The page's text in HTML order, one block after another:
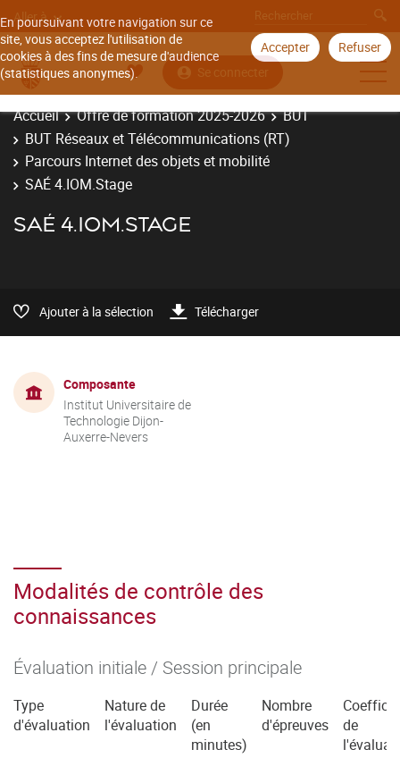
En poursuivant votre navigation sur ce
site, vous acceptez l'utilisation de
cookies à des fins de mesure d'audience
(statistiques anonymes).
Accepter Refuser
Aller à
Se connecter
Accueil Offre de formation 2025-2026
BUT
BUT Réseaux et Télécommunications (RT)
Parcours Internet des objets et mobilité
SAÉ 4.IOM.Stage
SAÉ 4.IOM.STAGE
Ajouter à la sélection Télécharger
Composante
Institut Universitaire de
Technologie Dijon-
Auxerre-Nevers
Modalités de contrôle des
connaissances
Évaluation initiale / Session principale
Type
d'évaluation
Nature de
l'évaluation
Durée
(en
minutes)
Nombre
d'épreuves
de